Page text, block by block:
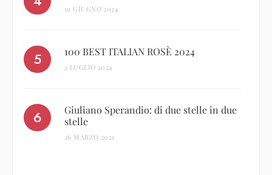
19 GIUGNO 2024
100 BEST ITALIAN ROSÈ 2024
2 LUGLIO 2024
Giuliano Sperandio: di due stelle in due
stelle
26 MARZO 2021